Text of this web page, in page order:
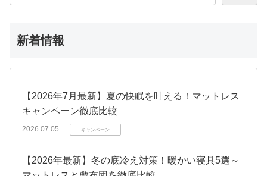
新着情報
【2026年7月最新】夏の快眠を叶える！マットレス
キャンペーン徹底比較
2026.07.05 キャンペーン
【2026年最新】冬の底冷え対策！暖かい寝具5選～